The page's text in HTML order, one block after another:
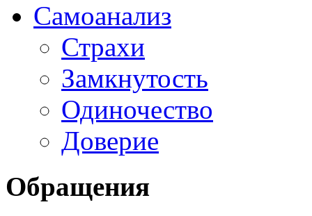
Самоанализ
Страхи
Замкнутость
Одиночество
Доверие
Обращения